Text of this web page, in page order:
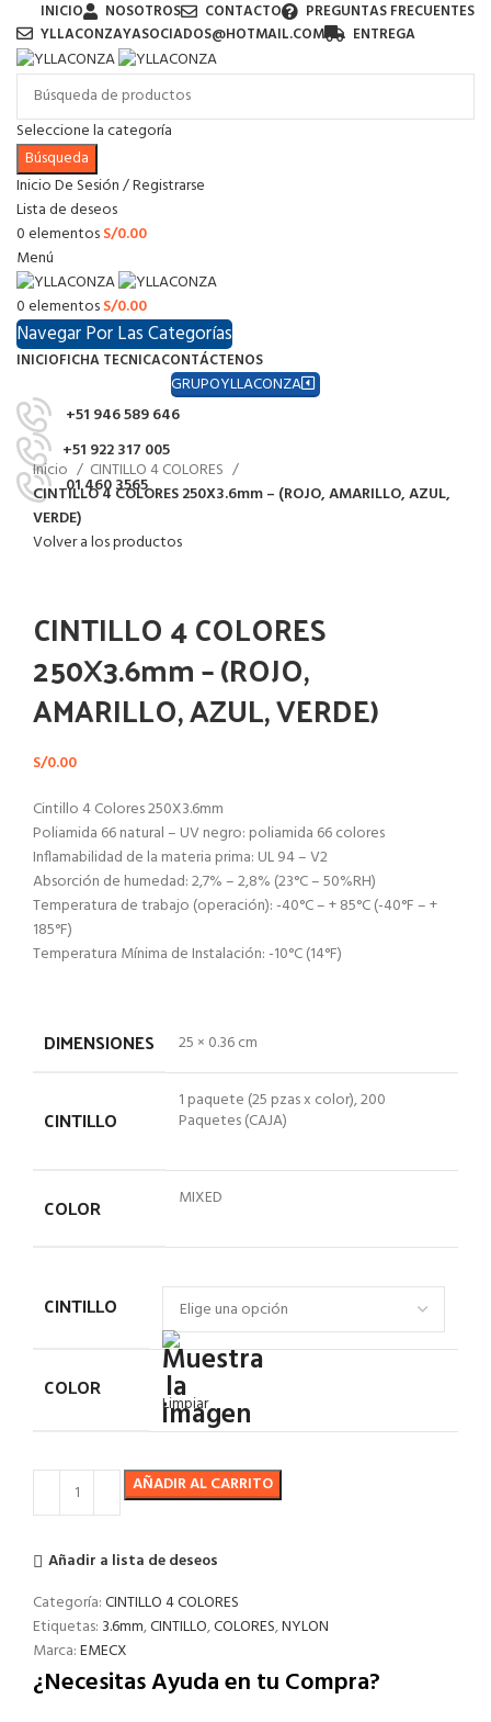
INICIO NOSOTROS CONTACTO
PREGUNTAS FRECUENTES
YLLACONZAYASOCIADOS@HOTMAIL.COM
ENTREGA
Seleccione la categoría
Búsqueda
Inicio De Sesión / Registrarse
Lista de deseos
0elementosS/0.00
Menú
0elementosS/0.00
Navegar Por Las Categorías
INICIOFICHA TECNICACONTÁCTENOS
GRUPOYLLACONZA
+51 946 589 646
+51 922 317 005
01 460 3565
Inicio
CINTILLO 4 COLORES
CINTILLO 4 COLORES 250X3.6mm – (ROJO, AMARILLO, AZUL,
VERDE)
Volver a los productos
CINTILLO 4 COLORES
250X3.6mm – (ROJO,
AMARILLO, AZUL, VERDE)
S/0.00
Cintillo 4 Colores 250X3.6mm
Poliamida 66 natural – UV negro: poliamida 66 colores
Inflamabilidad de la materia prima: UL 94 – V2
Absorción de humedad: 2,7% – 2,8% (23°C – 50%RH)
Temperatura de trabajo (operación): -40°C – + 85°C (-40°F – +
185°F)
Temperatura Mínima de Instalación: -10°C (14°F)
DIMENSIONES 25 × 0.36 cm
CINTILLO
1 paquete (25 pzas x color), 200
Paquetes (CAJA)
COLOR MIXED
CINTILLO
COLOR
Limpiar
AÑADIR AL CARRITO
Añadir a lista de deseos
Categoría:CINTILLO 4 COLORES
Etiquetas: 3.6mm,CINTILLO,COLORES,NYLON
Marca:EMECX
¿Necesitas Ayuda en tu Compra?